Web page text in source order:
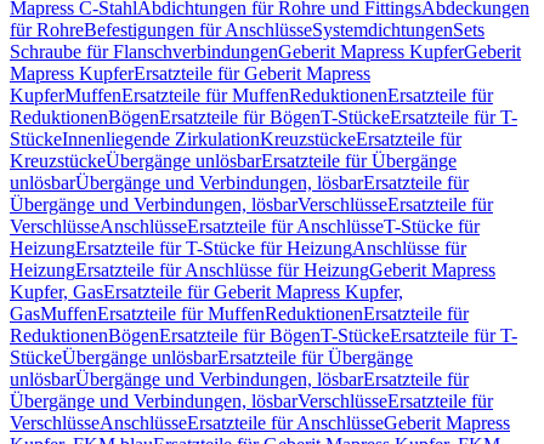
Mapress C-StahlAbdichtungen für Rohre und FittingsAbdeckungen
für RohreBefestigungen für AnschlüsseSystemdichtungenSets
Schraube für FlanschverbindungenGeberit Mapress KupferGeberit
Mapress KupferErsatzteile für Geberit Mapress
KupferMuffenErsatzteile für MuffenReduktionenErsatzteile für
ReduktionenBögenErsatzteile für BögenT-StückeErsatzteile für T-
StückeInnenliegende ZirkulationKreuzstückeErsatzteile für
KreuzstückeÜbergänge unlösbarErsatzteile für Übergänge
unlösbarÜbergänge und Verbindungen, lösbarErsatzteile für
Übergänge und Verbindungen, lösbarVerschlüsseErsatzteile für
VerschlüsseAnschlüsseErsatzteile für AnschlüsseT-Stücke für
HeizungErsatzteile für T-Stücke für HeizungAnschlüsse für
HeizungErsatzteile für Anschlüsse für HeizungGeberit Mapress
Kupfer, GasErsatzteile für Geberit Mapress Kupfer,
GasMuffenErsatzteile für MuffenReduktionenErsatzteile für
ReduktionenBögenErsatzteile für BögenT-StückeErsatzteile für T-
StückeÜbergänge unlösbarErsatzteile für Übergänge
unlösbarÜbergänge und Verbindungen, lösbarErsatzteile für
Übergänge und Verbindungen, lösbarVerschlüsseErsatzteile für
VerschlüsseAnschlüsseErsatzteile für AnschlüsseGeberit Mapress